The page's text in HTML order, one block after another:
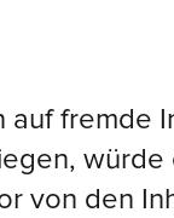
fremde
von den